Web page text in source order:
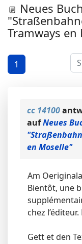
Neues
Tramways en
1
cc 14100
aufNeues
en Moselle"
Am
Bientôt, une
chez
Gett et den